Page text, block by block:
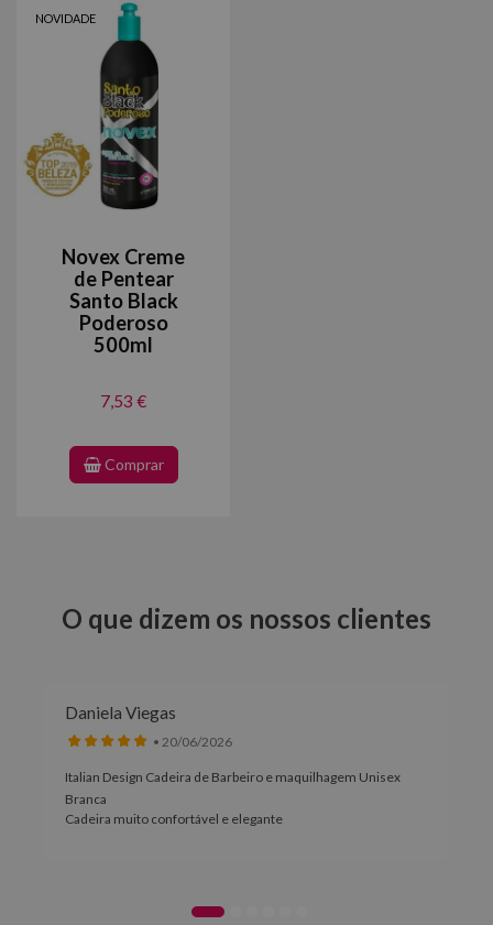
NOVIDADE
Novex Creme
de Pentear
Santo Black
Poderoso
500ml
7,53 €
Comprar
O que dizem os nossos clientes
Daniela Viegas
• 20/06/2026
Italian Design Cadeira de Barbeiro e maquilhagem Unisex
Branca
Cadeira muito confortável e elegante